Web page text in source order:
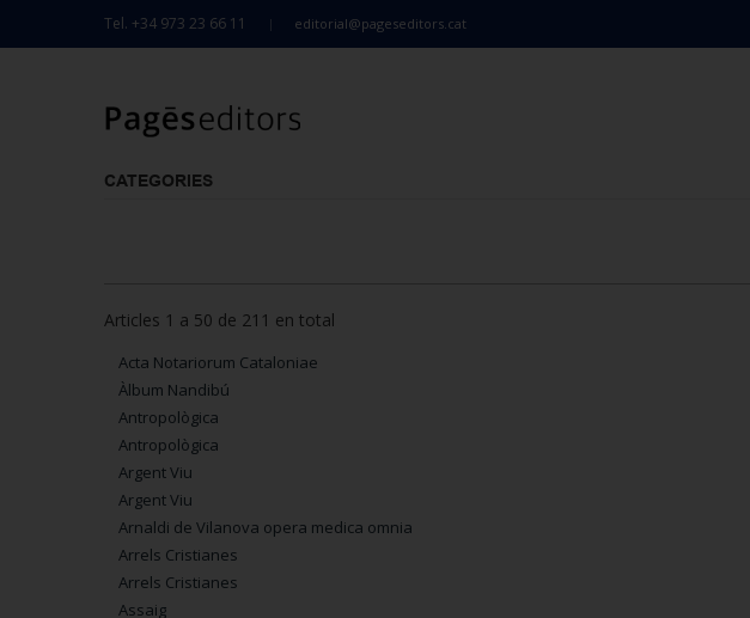
Tel. +34 973 23 66 11 editorial@pageseditors.cat
CATEGORIES
Articles 1 a 50 de 211 en total
Acta Notariorum Cataloniae
Àlbum Nandibú
Antropològica
Antropològica
Argent Viu
Argent Viu
Arnaldi de Vilanova opera medica omnia
Arrels Cristianes
Arrels Cristianes
Assaig